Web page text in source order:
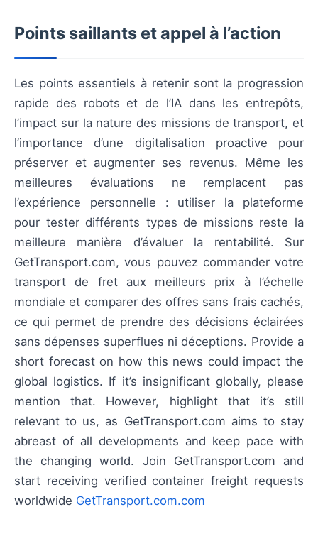
Points saillants et appel à l’action
Les points essentiels à retenir sont la progression
rapide des robots et de l’IA dans les entrepôts,
l’impact sur la nature des missions de transport, et
l’importance d’une digitalisation proactive pour
préserver et augmenter ses revenus. Même les
meilleures évaluations ne remplacent pas
l’expérience personnelle : utiliser la plateforme
pour tester différents types de missions reste la
meilleure manière d’évaluer la rentabilité. Sur
GetTransport.com, vous pouvez commander votre
transport de fret aux meilleurs prix à l’échelle
mondiale et comparer des offres sans frais cachés,
ce qui permet de prendre des décisions éclairées
sans dépenses superflues ni déceptions. Provide a
short forecast on how this news could impact the
global logistics. If it’s insignificant globally, please
mention that. However, highlight that it’s still
relevant to us, as GetTransport.com aims to stay
abreast of all developments and keep pace with
the changing world. Join GetTransport.com and
start receiving verified container freight requests
worldwide GetTransport.com.com